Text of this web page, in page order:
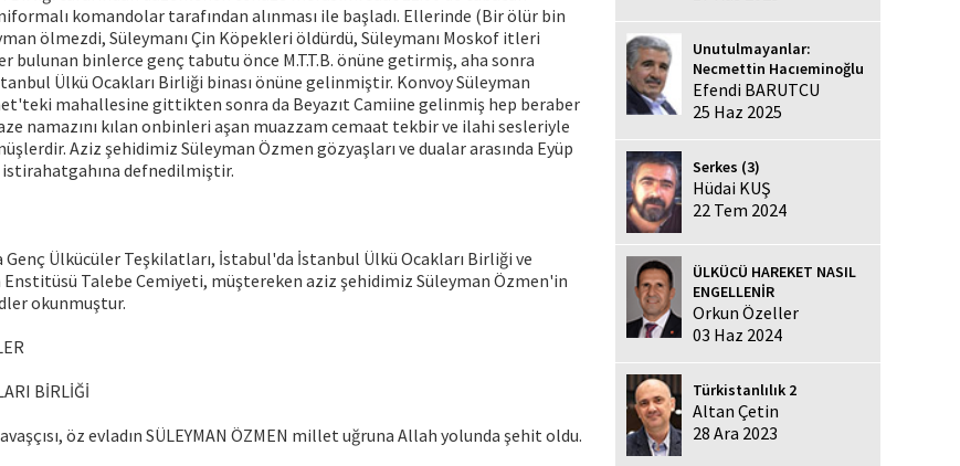
komandolar tarafından alınması ile başladı. Ellerinde (Bir ölür bin
ölmezdi, Süleymanı Çin Köpekleri öldürdü, Süleymanı Moskof itleri
bulunan binlerce genç tabutu önce M.T.T.B. önüne getirmiş, aha sonra
Ülkü Ocakları Birliği binası önüne gelinmiştir. Konvoy Süleyman
mahallesine gittikten sonra da Beyazıt Camiine gelinmiş hep beraber
namazını kılan onbinleri aşan muazzam cemaat tekbir ve ilahi sesleriyle
Aziz şehidimiz Süleyman Özmen gözyaşları ve dualar arasında Eyüp
istirahatgahına defnedilmiştir.
Genç Ülkücüler Teşkilatları, İstabul'da İstanbul Ülkü Ocakları Birliği ve
Enstitüsü Talebe Cemiyeti, müştereken aziz şehidimiz Süleyman Özmen'in
okunmuştur.
BİRLİĞİ
öz evladın SÜLEYMAN ÖZMEN millet uğruna Allah yolunda şehit oldu.
Unutulmayanlar:
Necmettin Hacıeminoğlu
Efendi BARUTCU
25 Haz 2025
Serkes (3)
Hüdai KUŞ
22 Tem 2024
ÜLKÜCÜ HAREKET NASIL
ENGELLENİR
Orkun Özeller
03 Haz 2024
Türkistanlılık 2
Altan Çetin
28 Ara 2023